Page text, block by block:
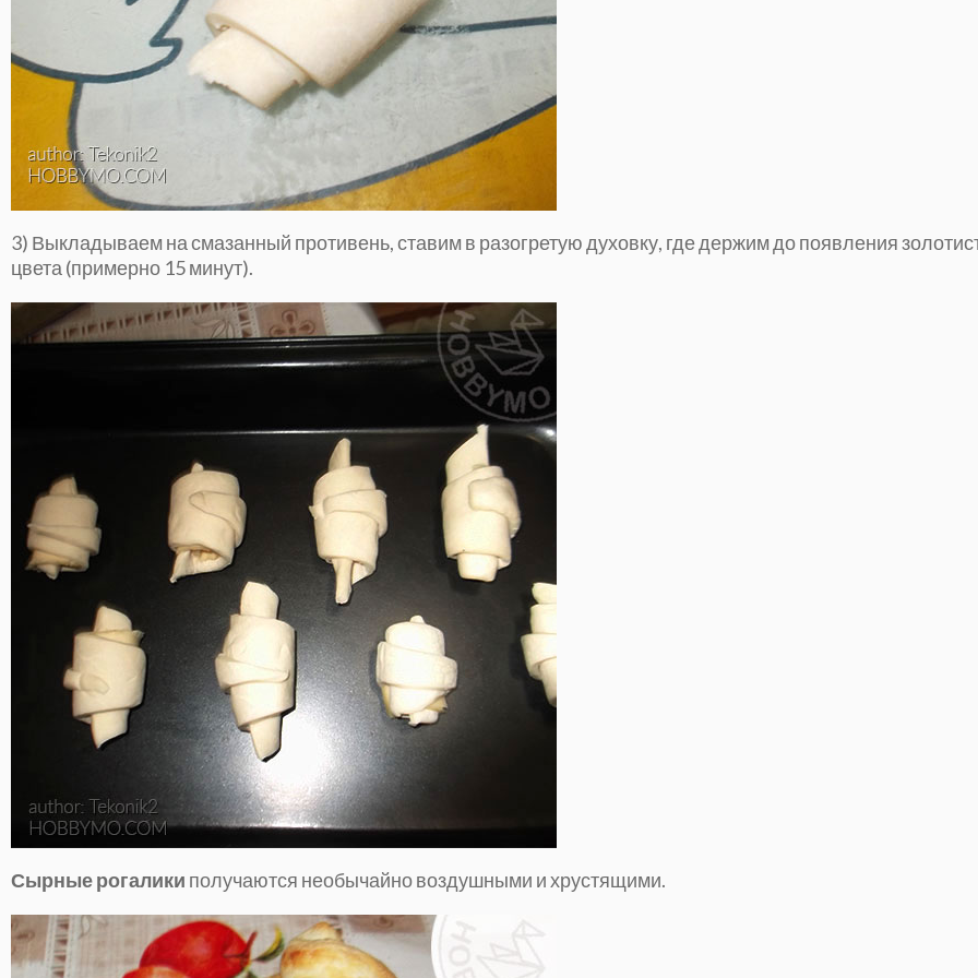
3) Выкладываем на смазанный противень, ставим в разогретую духовку, где держим до появления
цвета (примерно 15 минут).
Сырные рогалики получаются необычайно воздушными и хрустящими.